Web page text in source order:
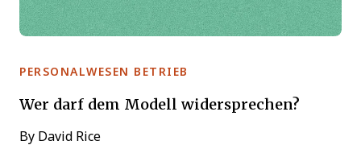
PERSONALWESEN BETRIEB
Wer darf dem Modell widersprechen?
By David Rice